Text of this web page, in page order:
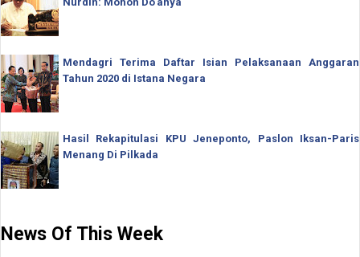
Mendagri Terima Daftar Isian Pelaksanaan Anggaran
Tahun 2020 di Istana Negara
Hasil Rekapitulasi KPU Jeneponto, Paslon Iksan-Paris
Menang Di Pilkada
News Of This Week